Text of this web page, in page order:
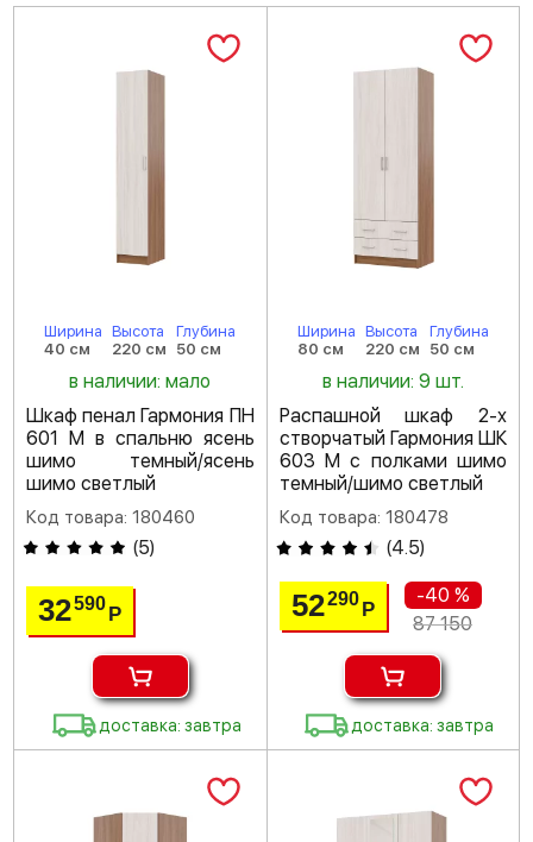
Ширина
40 см
Высота
220 см
Глубина
50 см
в наличии: мало
Шкаф пенал Гармония ПН
601 М в спальню ясень
шимо темный/ясень
шимо светлый
Код товара: 180460
(5)
32590Р
доставка: завтра
Ширина
80 см
Высота
220 см
Глубина
50 см
в наличии: 9 шт.
Распашной шкаф 2-х
створчатый Гармония ШК
603 М с полками шимо
темный/шимо светлый
Код товара: 180478
(4.5)
52290 Р
-40 %
87 150
доставка: завтра